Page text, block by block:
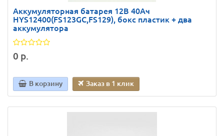
Аккумуляторная батарея 12В 40Ач
HYS12400(FS123GC,FS129), бокс пластик + два
аккумулятора
0 р.
В корзину Заказ в 1 клик